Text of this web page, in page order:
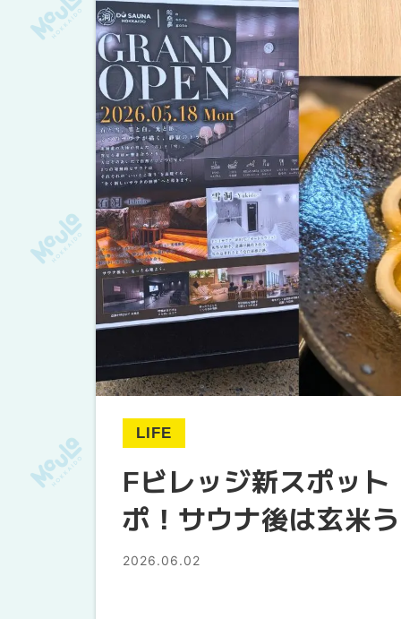
LIFE
Fビレッジ新スポッ
ポ！サウナ後は玄米
2026.06.02